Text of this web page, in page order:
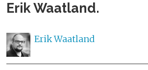
Erik Waatland.
ErikWaatland